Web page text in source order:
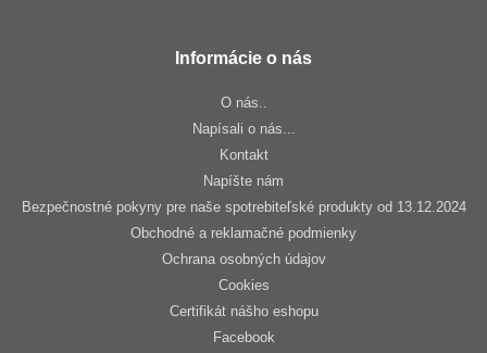
Informácie o nás
O nás..
Napísali o nás...
Kontakt
Napíšte nám
Bezpečnostné pokyny pre naše spotrebiteľské produkty od 13.12.2024
Obchodné a reklamačné podmienky
Ochrana osobných údajov
Cookies
Certifikát nášho eshopu
Facebook